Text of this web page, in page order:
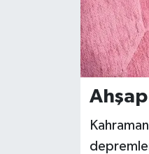
ULUSAL HABERLER